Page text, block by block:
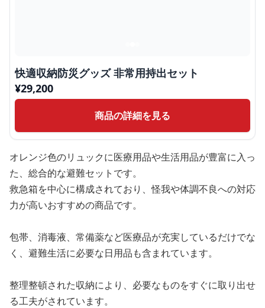
快適収納防災グッズ 非常用持出セット
¥29,200
商品の詳細を見る
オレンジ色のリュックに医療用品や生活用品が豊富に入っ
た、総合的な避難セットです。
救急箱を中心に構成されており、怪我や体調不良への対応
力が高いおすすめの商品です。
包帯、消毒液、常備薬など医療品が充実しているだけでな
く、避難生活に必要な日用品も含まれています。
整理整頓された収納により、必要なものをすぐに取り出せ
る工夫がされています。